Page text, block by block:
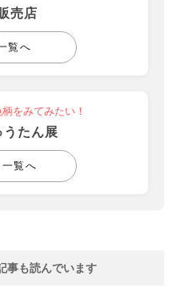
売店
覧へ
をみてみたい！
うたん展
覧へ
事も読んでいます